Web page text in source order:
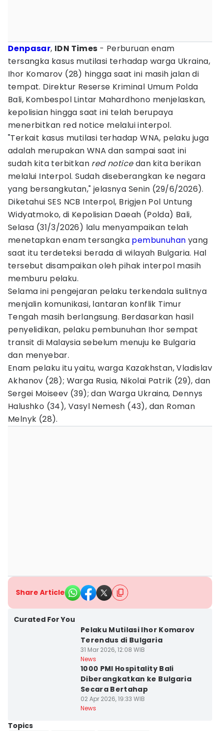
Denpasar, IDN Times - Perburuan enam
tersangka kasus mutilasi terhadap warga Ukraina,
Ihor Komarov (28) hingga saat ini masih jalan di
tempat. Direktur Reserse Kriminal Umum Polda
Bali, Kombespol Lintar Mahardhono menjelaskan,
kepolisian hingga saat ini telah berupaya
menerbitkan red notice melalui interpol.
"Terkait kasus mutilasi terhadap WNA, pelaku juga
adalah merupakan WNA dan sampai saat ini
sudah kita terbitkan red noticedan kita berikan
melalui Interpol. Sudah diseberangkan ke negara
yang bersangkutan," jelasnya Senin (29/6/2026).
Diketahui SES NCB Interpol, Brigjen Pol Untung
Widyatmoko, di Kepolisian Daeah (Polda) Bali,
Selasa (31/3/2026) lalu menyampaikan telah
menetapkan enam tersangka pembunuhan yang
saat itu terdeteksi berada di wilayah Bulgaria. Hal
tersebut disampaikan oleh pihak interpol masih
memburu pelaku.
Selama ini pengejaran pelaku terkendala sulitnya
menjalin komunikasi, lantaran konflik Timur
Tengah masih berlangsung. Berdasarkan hasil
penyelidikan, pelaku pembunuhan Ihor sempat
transit di Malaysia sebelum menuju ke Bulgaria
dan menyebar.
Enam pelaku itu yaitu, warga Kazakhstan, Vladislav
Akhanov (28); Warga Rusia, Nikolai Patrik (29), dan
Sergei Moiseev (39); dan Warga Ukraina, Dennys
Halushko (34), Vasyl Nemesh (43), dan Roman
Melnyk (28).
Share Article
Curated For You
Pelaku Mutilasi Ihor Komarov
Terendus di Bulgaria
31 Mar 2026, 12:08 WIB
News
1000 PMI Hospitality Bali
Diberangkatkan ke Bulgaria
Secara Bertahap
02 Apr 2026, 19:33 WIB
News
Topics